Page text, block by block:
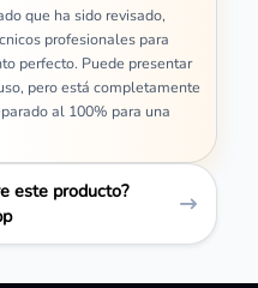
que ha sido revisado,
profesionales para
perfecto. Puede presentar
pero está completamente
al 100% para una
este producto?